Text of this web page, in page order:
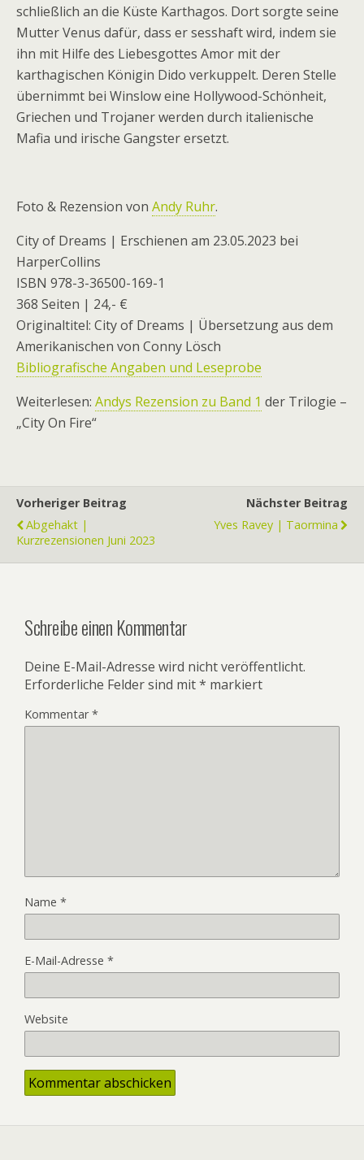
schließlich an die Küste Karthagos. Dort sorgte seine
Mutter Venus dafür, dass er sesshaft wird, indem sie
ihn mit Hilfe des Liebesgottes Amor mit der
karthagischen Königin Dido verkuppelt. Deren Stelle
übernimmt bei Winslow eine Hollywood-Schönheit,
Griechen und Trojaner werden durch italienische
Mafia und irische Gangster ersetzt.
Foto & Rezension von Andy Ruhr.
City of Dreams | Erschienen am 23.05.2023 bei
HarperCollins
ISBN 978-3-36500-169-1
368 Seiten | 24,- €
Originaltitel: City of Dreams | Übersetzung aus dem
Amerikanischen von Conny Lösch
Bibliografische Angaben und Leseprobe
Weiterlesen: Andys Rezension zu Band 1 der Trilogie –
„City On Fire“
Vorheriger Beitrag
Abgehakt |
Kurzrezensionen Juni 2023
Nächster Beitrag
Yves Ravey | Taormina
Schreibe einen Kommentar
Deine E-Mail-Adresse wird nicht veröffentlicht.
Erforderliche Felder sind mit* markiert
Kommentar*
Name *
E-Mail-Adresse *
Website